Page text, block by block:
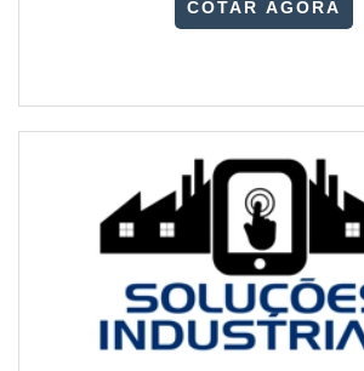
COTAR AGORA